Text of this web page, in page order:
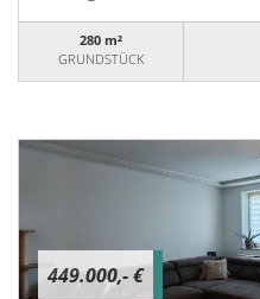
280 m²
GRUNDSTÜCK
449.000,- €